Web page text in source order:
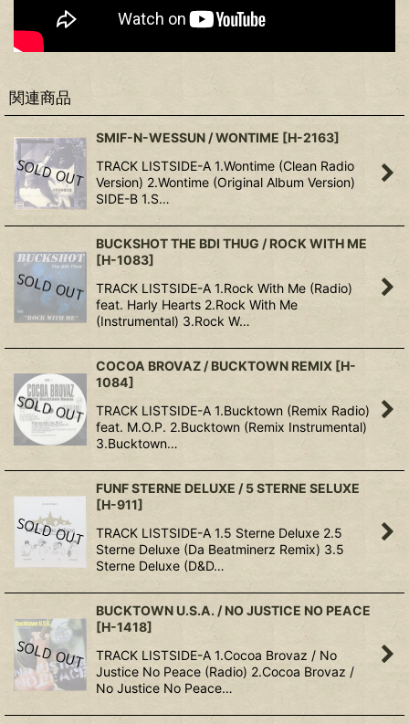
関連商品
SMIF-N-WESSUN / WONTIME [H-2163]
TRACK LISTSIDE-A 1.Wontime (Clean Radio
Version) 2.Wontime (Original Album Version)
SIDE-B 1.S…
BUCKSHOT THE BDI THUG / ROCK WITH ME
[H-1083]
TRACK LISTSIDE-A 1.Rock With Me (Radio)
feat. Harly Hearts 2.Rock With Me
(Instrumental) 3.Rock W…
COCOA BROVAZ / BUCKTOWN REMIX [H-
1084]
TRACK LISTSIDE-A 1.Bucktown (Remix Radio)
feat. M.O.P. 2.Bucktown (Remix Instrumental)
3.Bucktown…
FUNF STERNE DELUXE / 5 STERNE SELUXE
[H-911]
TRACK LISTSIDE-A 1.5 Sterne Deluxe 2.5
Sterne Deluxe (Da Beatminerz Remix) 3.5
Sterne Deluxe (D&D…
BUCKTOWN U.S.A. / NO JUSTICE NO PEACE
[H-1418]
TRACK LISTSIDE-A 1.Cocoa Brovaz / No
Justice No Peace (Radio) 2.Cocoa Brovaz /
No Justice No Peace…